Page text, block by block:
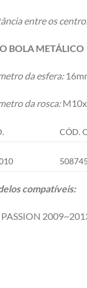
entre os
BOLA METÁLICO
da esfera:
da rosca:
CÓD.
508745
compatíveis: